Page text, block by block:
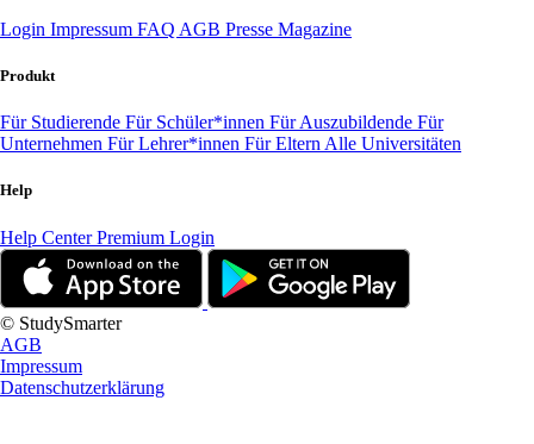
Login Impressum FAQ AGB Presse Magazine
Produkt
Für Studierende Für Schüler*innen Für Auszubildende Für
Unternehmen Für Lehrer*innen Für Eltern Alle Universitäten
Help
Help CenterPremium Login
© StudySmarter
AGB
Impressum
Datenschutzerklärung